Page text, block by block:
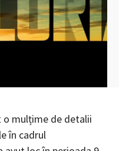
o mulțime de detalii
în cadrul